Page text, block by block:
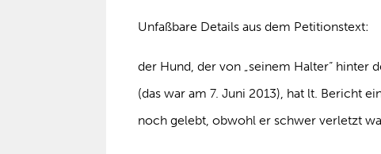
Unfaßbare Details aus dem Petitionstext:
der Hund, der von „seinem Halter“ hinter
(das war am 7. Juni 2013), hat lt. Bericht
noch gelebt, obwohl er schwer verletzt